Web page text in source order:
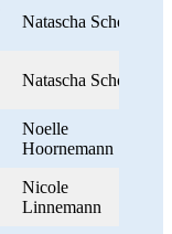
Natascha Schoepe
Natascha Schoepe
Noelle
Hoornemann
Nicole
Linnemann